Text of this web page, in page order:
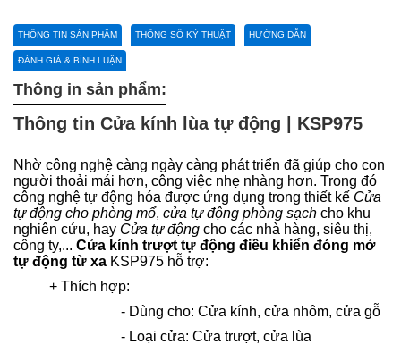
THÔNG TIN SẢN PHẨM THÔNG SỐ KỶ THUẬT HƯỚNG DẪN
ĐÁNH GIÁ & BÌNH LUẬN
Thông in sản phẩm:
Thông tin Cửa kính lùa tự động | KSP975
Nhờ công nghệ càng ngày càng phát triển đã giúp cho con
người thoải mái hơn, công việc nhẹ nhàng hơn. Trong đó
công nghệ tự động hóa được ứng dụng trong thiết kế Cửa
tự động cho phòng mổ, cửa tự động phòng sạch cho khu
nghiên cứu, hay Cửa tự động cho các nhà hàng, siêu thị,
công ty,... Cửa kính trượt tự động điều khiển đóng mở
tự động từ xa KSP975 hỗ trợ:
+ Thích hợp:
- Dùng cho: Cửa kính, cửa nhôm, cửa gỗ
- Loại cửa: Cửa trượt, cửa lùa